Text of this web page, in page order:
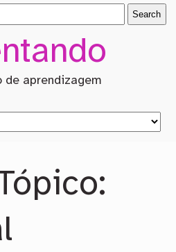
de aprendizagem